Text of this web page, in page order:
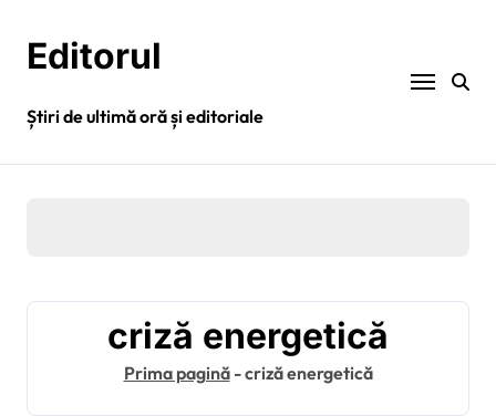
conținutEditorul
Știri de ultimă oră și editoriale
criză energetică
Prima pagină-criză energetică